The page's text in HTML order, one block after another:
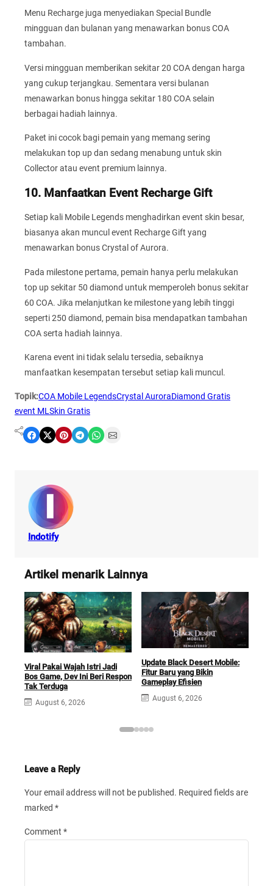
Menu Recharge juga menyediakan Special Bundle
mingguan dan bulanan yang menawarkan bonus COA
tambahan.
Versi mingguan memberikan sekitar 20 COA dengan harga
yang cukup terjangkau. Sementara versi bulanan
menawarkan bonus hingga sekitar 180 COA selain
berbagai hadiah lainnya.
Paket ini cocok bagi pemain yang memang sering
melakukan top up dan sedang menabung untuk skin
Collector atau event premium lainnya.
10. Manfaatkan Event Recharge Gift
Setiap kali Mobile Legends menghadirkan event skin besar,
biasanya akan muncul event Recharge Gift yang
menawarkan bonus Crystal of Aurora.
Pada milestone pertama, pemain hanya perlu melakukan
top up sekitar 50 diamond untuk memperoleh bonus sekitar
60 COA. Jika melanjutkan ke milestone yang lebih tinggi
seperti 250 diamond, pemain bisa mendapatkan tambahan
COA serta hadiah lainnya.
Karena event ini tidak selalu tersedia, sebaiknya
manfaatkan kesempatan tersebut setiap kali muncul.
Topik:COA Mobile LegendsCrystal AuroraDiamond Gratis
event MLSkin Gratis
Share on Facebook Share on X Share on Pinterest Share on Telegram Share on WhatsApp Share on Email
Indotify
Artikel menarik Lainnya
Viral Pakai Wajah Istri Jadi
Bos Game, Dev Ini Beri Respon
Tak Terduga
August 6, 2026
Update Black Desert Mobile:
Fitur Baru yang Bikin
Gameplay Efisien
August 6, 2026
Leave a Reply
Your email address will not be published. Required fields are
marked *
Comment *